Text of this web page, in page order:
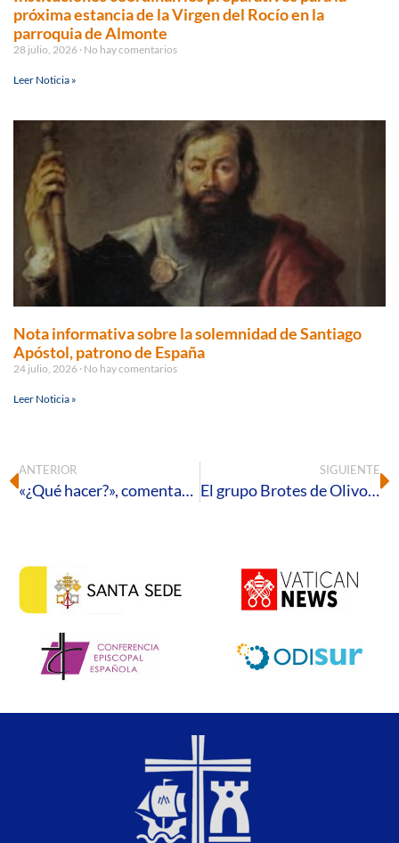
próxima estancia de la Virgen del Rocío en la
parroquia de Almonte
28 julio, 2026 No hay comentarios
Leer Noticia »
Nota informativa sobre la solemnidad de Santiago
Apóstol, patrono de España
24 julio, 2026 No hay comentarios
Leer Noticia »
ANTERIOR
«¿Qué hacer?», comentario al Evangelio del III Domingo de Adviento -C
SIGUIENTE
El grupo Brotes de Olivo ofrecerá el concierto ‘Gracias’ con motivo de sus cincuenta años de trayectoria musical